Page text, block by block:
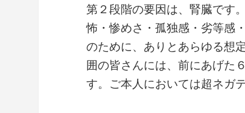
第２段階の要因は、腎臓です
怖・惨めさ・孤独感・劣等感
のために、ありとあらゆる想
囲の皆さんには、前にあげた
す。ご本人においては超ネガ